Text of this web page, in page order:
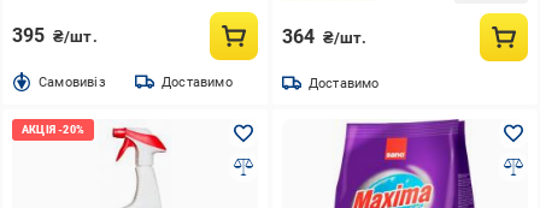
395 ₴/шт.
Cамовивіз Доставимо
364 ₴/шт.
Доставимо